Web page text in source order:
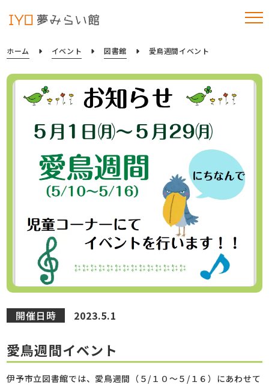
ホーム イベント 図書館 愛鳥週間イベント
開催日時 2023.5.1
愛鳥週間イベント
伊予市立図書館では、愛鳥週間（５/１０～５/１６）にあわせて